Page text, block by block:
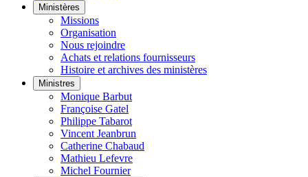
Ministères
Missions
Organisation
Nous rejoindre
Achats et relations fournisseurs
Histoire et archives des ministères
Ministres
Monique Barbut
Françoise Gatel
Philippe Tabarot
Vincent Jeanbrun
Catherine Chabaud
Mathieu Lefevre
Michel Fournier